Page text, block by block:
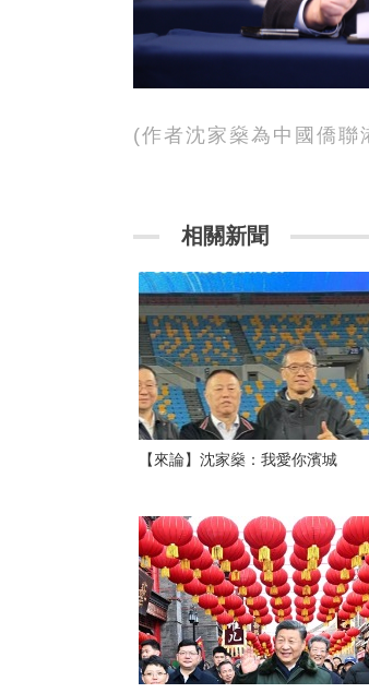
(作者沈家燊為中國僑聯
相關新聞
【來論】沈家燊：我愛你濱城